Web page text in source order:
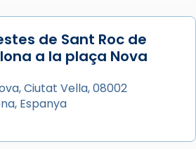
les relíq
de Sant Roc de
a la plaça Nova
Ciutat Vella, 08002
Espanya